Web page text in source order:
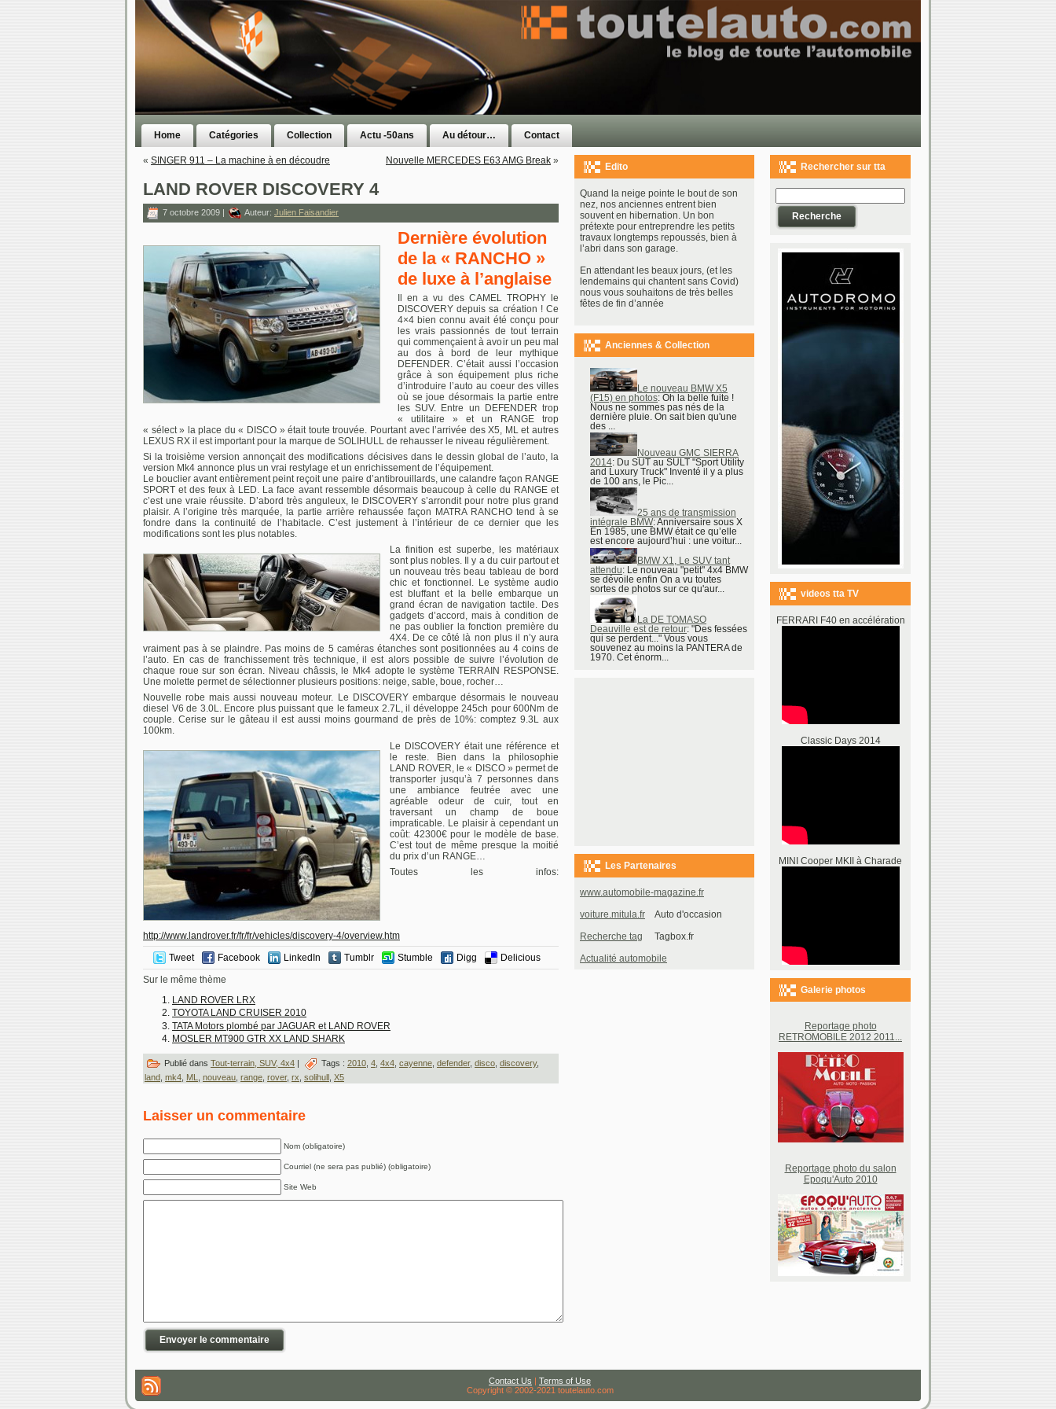
Home Catégories Collection Actu -50ans Au détour… Contact
« SINGER 911 – La machine à en découdre Nouvelle MERCEDES E63 AMG Break »
LAND ROVER DISCOVERY 4
7 octobre 2009 | Auteur: Julien Faisandier
Dernière évolution
de la « RANCHO »
de luxe à l’anglaise
Il en a vu des CAMEL TROPHY le
DISCOVERY depuis sa création ! Ce
4×4 bien connu avait été conçu pour
les vrais passionnés de tout terrain
qui commençaient à avoir un peu mal
au dos à bord de leur mythique
DEFENDER. C’était aussi l’occasion
grâce à son équipement plus riche
d’introduire l’auto au coeur des villes
où se joue désormais la partie entre
les SUV. Entre un DEFENDER trop
« utilitaire » et un RANGE trop
« sélect » la place du « DISCO » était toute trouvée. Pourtant avec l’arrivée des X5, ML et autres
LEXUS RX il est important pour la marque de SOLIHULL de rehausser le niveau régulièrement.
Si la troisième version annonçait des modifications décisives dans le dessin global de l’auto, la
version Mk4 annonce plus un vrai restylage et un enrichissement de l’équipement.
Le bouclier avant entièrement peint reçoit une paire d’antibrouillards, une calandre façon RANGE
SPORT et des feux à LED. La face avant ressemble désormais beaucoup à celle du RANGE et
c’est une vraie réussite. D’abord très anguleux, le DISCOVERY s’arrondit pour notre plus grand
plaisir. A l’origine très marquée, la partie arrière rehaussée façon MATRA RANCHO tend à se
fondre dans la continuité de l’habitacle. C’est justement à l’intérieur de ce dernier que les
modifications sont les plus notables.
La finition est superbe, les matériaux
sont plus nobles. Il y a du cuir partout et
un nouveau très beau tableau de bord
chic et fonctionnel. Le système audio
est bluffant et la belle embarque un
grand écran de navigation tactile. Des
gadgets d’accord, mais à condition de
ne pas oublier la fonction première du
4X4. De ce côté là non plus il n’y aura
vraiment pas à se plaindre. Pas moins de 5 caméras étanches sont positionnées au 4 coins de
l’auto. En cas de franchissement très technique, il est alors possible de suivre l’évolution de
chaque roue sur son écran. Niveau châssis, le Mk4 adopte le système TERRAIN RESPONSE.
Une molette permet de sélectionner plusieurs positions: neige, sable, boue, rocher…
Nouvelle robe mais aussi nouveau moteur. Le DISCOVERY embarque désormais le nouveau
diesel V6 de 3.0L. Encore plus puissant que le fameux 2.7L, il développe 245ch pour 600Nm de
couple. Cerise sur le gâteau il est aussi moins gourmand de près de 10%: comptez 9.3L aux
100km.
Le DISCOVERY était une référence et
le reste. Bien dans la philosophie
LAND ROVER, le « DISCO » permet de
transporter jusqu’à 7 personnes dans
une ambiance feutrée avec une
agréable odeur de cuir, tout en
traversant un champ de boue
impraticable. Le plaisir à cependant un
coût: 42300€ pour le modèle de base.
C’est tout de même presque la moitié
du prix d’un RANGE…
Toutes les infos:
http://www.landrover.fr/fr/fr/vehicles/discovery-4/overview.htm
Tweet
Facebook LinkedIn Tumblr Stumble Digg
Delicious
Sur le même thème
LAND ROVER LRX
TOYOTA LAND CRUISER 2010
TATA Motors plombé par JAGUAR et LAND ROVER
MOSLER MT900 GTR XX LAND SHARK
Publié dans Tout-terrain, SUV, 4x4 | Tags : 2010 4 4x4 cayenne defender, disco discovery,
land mk4 ML nouveau range rover, rx solihull X5
Laisser un commentaire
Nom (obligatoire)
Courriel (ne sera pas publié) (obligatoire)
Site Web
Edito
Quand la neige pointe le bout de son
nez, nos anciennes entrent bien
souvent en hibernation. Un bon
prétexte pour entreprendre les petits
travaux longtemps repoussés, bien à
l’abri dans son garage.
En attendant les beaux jours, (et les
lendemains qui chantent sans Covid)
nous vous souhaitons de très belles
fêtes de fin d’année
Anciennes & Collection
Le nouveau BMW X5
(F15) en photos: Oh la belle fuite !
Nous ne sommes pas nés de la
dernière pluie. On sait bien qu'une
des ...
Nouveau GMC SIERRA
2014: Du SUT au SULT "Sport Utility
a​​nd Luxury Truck" Inventé il y a plus
de 100 ans, le Pic...
25 ans de transmission
intégrale BMW: Anniversaire sous X
En 1985, une BMW était ce qu’elle
est encore aujourd’hui : une voitur...
BMW X1, Le SUV tant
attendu: Le nouveau "petit" 4x4 BMW
se dévoile enfin On a vu toutes
sortes de photos sur ce qu'aur...
La DE TOMASO
Deauville est de retour: "Des fessées
qui se perdent..." Vous vous
souvenez au moins la PANTERA de
1970. Cet énorm...
Les Partenaires
www.automobile-magazine.fr
voiture.mitula.fr Auto d'occasion
Recherche tag Tagbox.fr
Actualité automobile
Rechercher sur tta
videos tta TV
FERRARI F40 en accélération
Classic Days 2014
MINI Cooper MKII à Charade
Galerie photos
Reportage photo
RETROMOBILE 2012 2011...
Reportage photo du salon
Epoqu'Auto 2010
Contact Us | Terms of Use
Copyright © 2002-2021 toutelauto.com